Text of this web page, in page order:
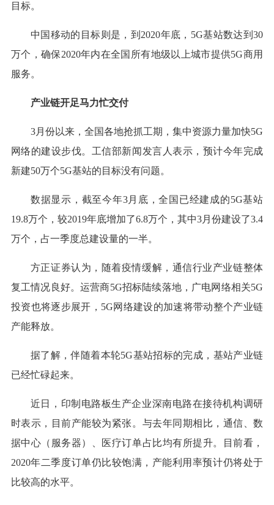
目标。
中国移动的目标则是，到2020年底，5G基站数达到30
万个，确保2020年内在全国所有地级以上城市提供5G商用
服务。
产业链开足马力忙交付
3月份以来，全国各地抢抓工期，集中资源力量加快5G
网络的建设步伐。工信部新闻发言人表示，预计今年完成
新建50万个5G基站的目标没有问题。
数据显示，截至今年3月底，全国已经建成的5G基站
19.8万个，较2019年底增加了6.8万个，其中3月份建设了3.4
万个，占一季度总建设量的一半。
方正证券认为，随着疫情缓解，通信行业产业链整体
复工情况良好。运营商5G招标陆续落地，广电网络相关5G
投资也将逐步展开，5G网络建设的加速将带动整个产业链
产能释放。
据了解，伴随着本轮5G基站招标的完成，基站产业链
已经忙碌起来。
近日，印制电路板生产企业深南电路在接待机构调研
时表示，目前产能较为紧张。与去年同期相比，通信、数
据中心（服务器）、医疗订单占比均有所提升。目前看，
2020年二季度订单仍比较饱满，产能利用率预计仍将处于
比较高的水平。